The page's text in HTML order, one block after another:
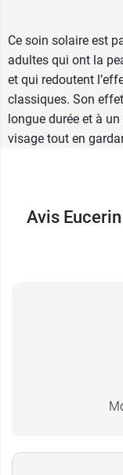
Toucher
Non
Peut
Non
Ce soin solaire est
adultes qui ont la
et qui redoutent
classiques. Son
longue durée et à
visage tout en
Avis